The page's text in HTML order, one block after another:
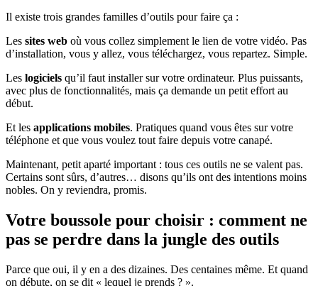
Il existe trois grandes familles d’outils pour faire ça :
Les sites web où vous collez simplement le lien de votre vidéo. Pas
d’installation, vous y allez, vous téléchargez, vous repartez. Simple.
Les logiciels qu’il faut installer sur votre ordinateur. Plus puissants,
avec plus de fonctionnalités, mais ça demande un petit effort au
début.
Et les applications mobiles. Pratiques quand vous êtes sur votre
téléphone et que vous voulez tout faire depuis votre canapé.
Maintenant, petit aparté important : tous ces outils ne se valent pas.
Certains sont sûrs, d’autres… disons qu’ils ont des intentions moins
nobles. On y reviendra, promis.
Votre boussole pour choisir : comment ne
pas se perdre dans la jungle des outils
Parce que oui, il y en a des dizaines. Des centaines même. Et quand
on débute, on se dit « lequel je prends ? ».